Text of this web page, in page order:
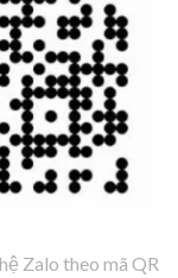
Zalo theo mã QR